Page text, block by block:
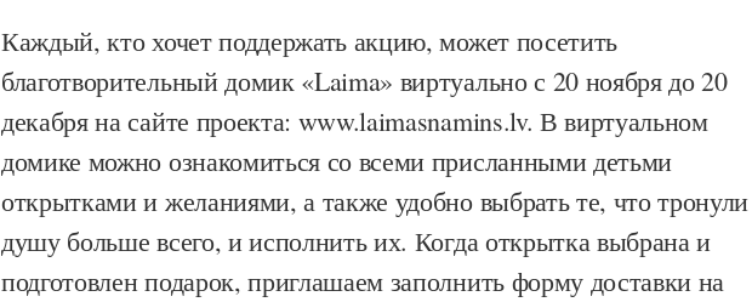
Каждый, кто хочет поддержать акцию, может посетить
благотворительный домик «Laima» виртуально с 20 ноября до 20
декабря на сайте проекта: www.laimasnamins.lv. В виртуальном
домике можно ознакомиться со всеми присланными детьми
открытками и желаниями, а также удобно выбрать те, что тронули
душу больше всего, и исполнить их. Когда открытка выбрана и
подготовлен подарок, приглашаем заполнить форму доставки на